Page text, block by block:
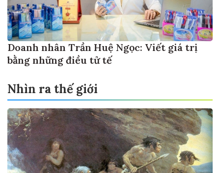
Doanh nhân Trần Huệ Ngọc: Viết giá trị
bằng những điều tử tế
Nhìn ra thế giới